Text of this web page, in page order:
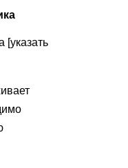
[указать